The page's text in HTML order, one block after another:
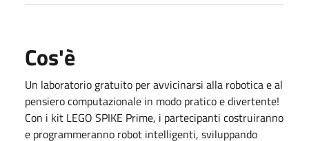
Cos'è
Un laboratorio gratuito per avvicinarsi alla robotica e al
pensiero computazionale in modo pratico e divertente!
Con i kit LEGO SPIKE Prime, i partecipanti costruiranno
e programmeranno robot intelligenti, sviluppando